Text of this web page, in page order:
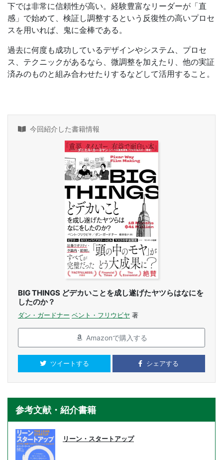
下では非常に信頼性が高い。経験豊富なリーダーが「直
感」で始めて、検証し調整するという反復性の高いプロセ
スを用いれば、鬼に金棒である。
過去に何度も成功しているデザインやシステム、プロセ
ス、テクニックがあるなら、微調整を加えたり、他の実証
済みのものと組み合わせたりするなどして活用すること。
今回紹介した書籍情報
BIG THINGS どデカいことを成し遂げたヤツらはなにを
したのか？
ダン・ガードナー ベント・フリウビヤ 著
Amazonで購入する
ツイートする シェアする
参考文献・紹介書籍
リーン・スタートアップ